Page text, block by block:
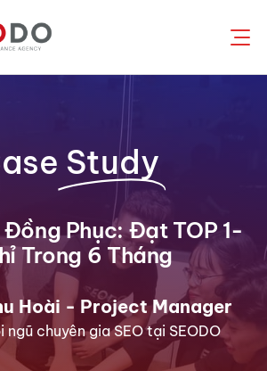
Study
Đồng Phục: Đạt TOP 1-
Trong 6 Tháng
Hoài - Project Manager
ngũ chuyên gia SEO tại SEODO